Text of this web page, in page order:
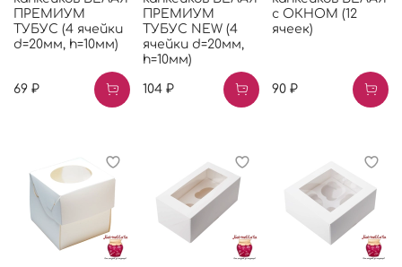
ПРЕМИУМ
ТУБУС (4 ячейки
d=20мм, h=10мм)
69 ₽
ПРЕМИУМ
ТУБУС NEW (4
ячейки d=20мм,
h=10мм)
104 ₽
с ОКНОМ (12
ячеек)
90 ₽